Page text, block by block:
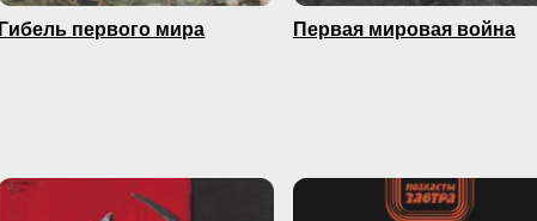
Гибель первого мира Первая мировая война